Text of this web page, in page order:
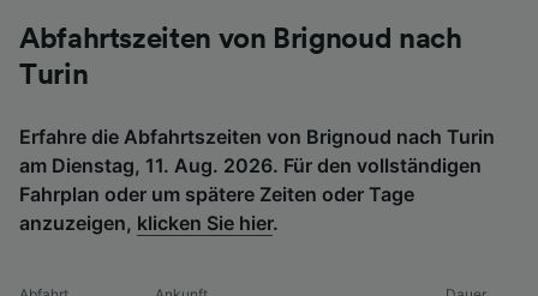
Abfahrtszeiten von Brignoud nach
Turin
Erfahre die Abfahrtszeiten von Brignoud nach Turin
am Dienstag, 11. Aug. 2026. Für den vollständigen
Fahrplan oder um spätere Zeiten oder Tage
anzuzeigen, klicken Sie hier.